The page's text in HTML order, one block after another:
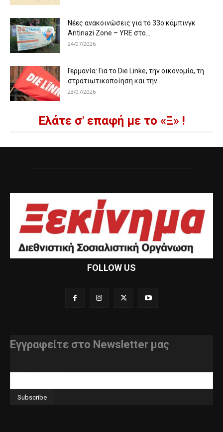
Νέες ανακοινώσεις για το 33ο κάμπινγκ
Antinazi Zone – YRE στο...
24/07/2026
Γερμανία: Για το Die Linke, την οικονομία, τη
στρατιωτικοποίηση και την...
23/07/2026
Ελάτε σ' επαφή με το «Ξ» !
FOLLOW US
Εγγραφείτε στο Newsletter μας